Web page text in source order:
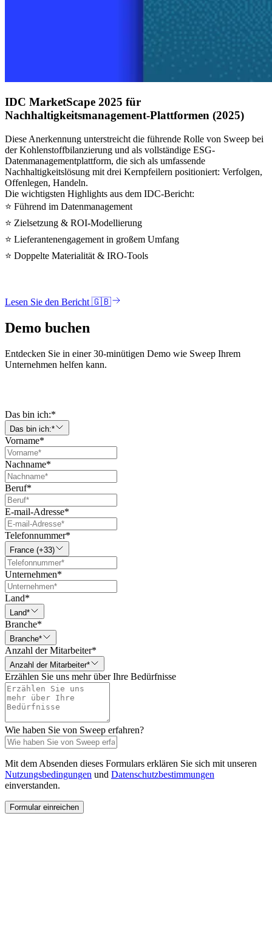
IDC MarketScape 2025 für
Nachhaltigkeitsmanagement-Plattformen (2025)
Diese Anerkennung unterstreicht die führende Rolle von Sweep bei
der Kohlenstoffbilanzierung und als vollständige ESG-
Datenmanagementplattform, die sich als umfassende
Nachhaltigkeitslösung mit drei Kernpfeilern positioniert: Verfolgen,
Offenlegen, Handeln.
Die wichtigsten Highlights aus dem IDC-Bericht:
⭐ Führend im Datenmanagement
⭐ Zielsetzung & ROI-Modellierung
⭐ Lieferantenengagement in großem Umfang
⭐ Doppelte Materialität & IRO-Tools
Lesen Sie den Bericht 🇬🇧
Demo buchen
Entdecken Sie in einer 30-minütigen Demo wie Sweep Ihrem
Unternehmen helfen kann.
Das bin ich:*
Das bin ich:*
Vorname*
Nachname*
Beruf*
E-mail-Adresse*
Telefonnummer*
France (+33)
Unternehmen*
Land*
Land*
Branche*
Branche*
Anzahl der Mitarbeiter*
Anzahl der Mitarbeiter*
Erzählen Sie uns mehr über Ihre Bedürfnisse
Wie haben Sie von Sweep erfahren?
Mit dem Absenden dieses Formulars erklären Sie sich mit unseren
Nutzungsbedingungen und Datenschutzbestimmungen
einverstanden.
Formular einreichen